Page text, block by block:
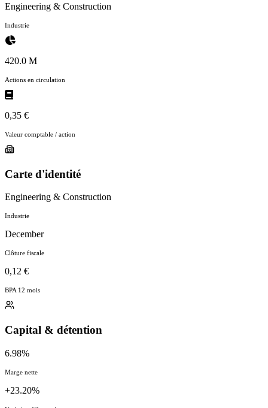
Engineering & Construction
Industrie
420.0 M
Actions en circulation
0,35 €
Valeur comptable / action
Carte d'identité
Engineering & Construction
Industrie
December
Clôture fiscale
0,12 €
BPA 12 mois
Capital & détention
6.98%
Marge nette
+23.20%